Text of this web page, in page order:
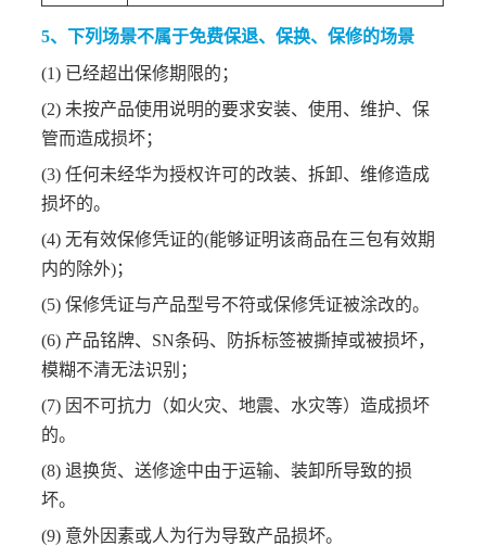
5、下列场景不属于免费保退、保换、保修的场景
(1) 已经超出保修期限的；
(2) 未按产品使用说明的要求安装、使用、维护、保
管而造成损坏；
(3) 任何未经华为授权许可的改装、拆卸、维修造成
损坏的。
(4) 无有效保修凭证的(能够证明该商品在三包有效期
内的除外)；
(5) 保修凭证与产品型号不符或保修凭证被涂改的。
(6) 产品铭牌、SN条码、防拆标签被撕掉或被损坏，
模糊不清无法识别；
(7) 因不可抗力（如火灾、地震、水灾等）造成损坏
的。
(8) 退换货、送修途中由于运输、装卸所导致的损
坏。
(9) 意外因素或人为行为导致产品损坏。